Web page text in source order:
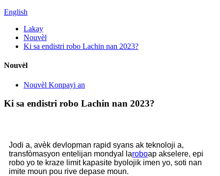
English
Lakay
Nouvèl
Ki sa endistri robo Lachin nan 2023?
Nouvèl
Nouvèl Konpayi an
Ki sa endistri robo Lachin nan 2023?
Jodi a, avèk devlopman rapid syans ak teknoloji a,
transfòmasyon entelijan mondyal laroboap akselere, epi
robo yo te kraze limit kapasite byolojik imen yo, soti nan
imite moun pou rive depase moun.